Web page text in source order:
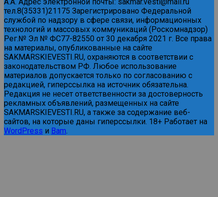
А.А. Адрес электронной почты: sakmar.vesti@mail.ru
тел.8(35331)21175 Зарегистрировано Федеральной
службой по надзору в сфере связи, информационных
технологий и массовых коммуникаций (Роскомнадзор)
Рег.№ Эл № ФС77-82550 от 30 декабря 2021 г. Все права
на материалы, опубликованные на сайте
SAKMARSKIEVESTI.RU, охраняются в соответствии с
законодательством РФ. Любое использование
материалов допускается только по согласованию с
редакцией, гиперссылка на источник обязательна.
Редакция не несет ответственности за достоверность
рекламных объявлений, размещенных на сайте
SAKMARSKIEVESTI.RU, а также за содержание веб-
сайтов, на которые даны гиперссылки. 18+ Работает на
WordPress и Bam.